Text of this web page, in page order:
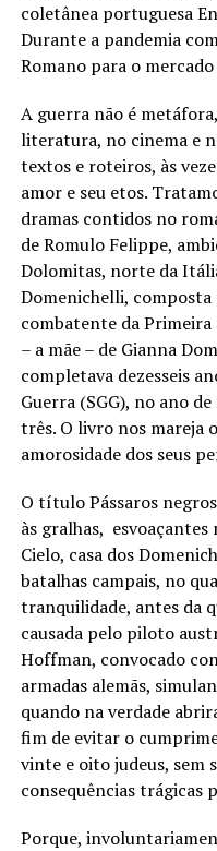
coletânea portuguesa
Durante a pandemia
Romano para o
A guerra não é
literatura, no cinema e
textos e roteiros, às
amor e seu etos.
dramas contidos no
de Romulo Felippe,
Dolomitas, norte da
Domenichelli,
combatente da Primeira
– a mãe – de Gianna
completava dezesseis
Guerra (SGG), no ano
três. O livro nos mareja
amorosidade dos seus
O título Pássaros
às gralhas,
Cielo, casa dos
batalhas campais, no
tranquilidade, antes da
causada pelo piloto
Hoffman, convocado
armadas alemãs,
quando na verdade
fim de evitar o
vinte e oito judeus, sem
consequências trágicas
Porque,